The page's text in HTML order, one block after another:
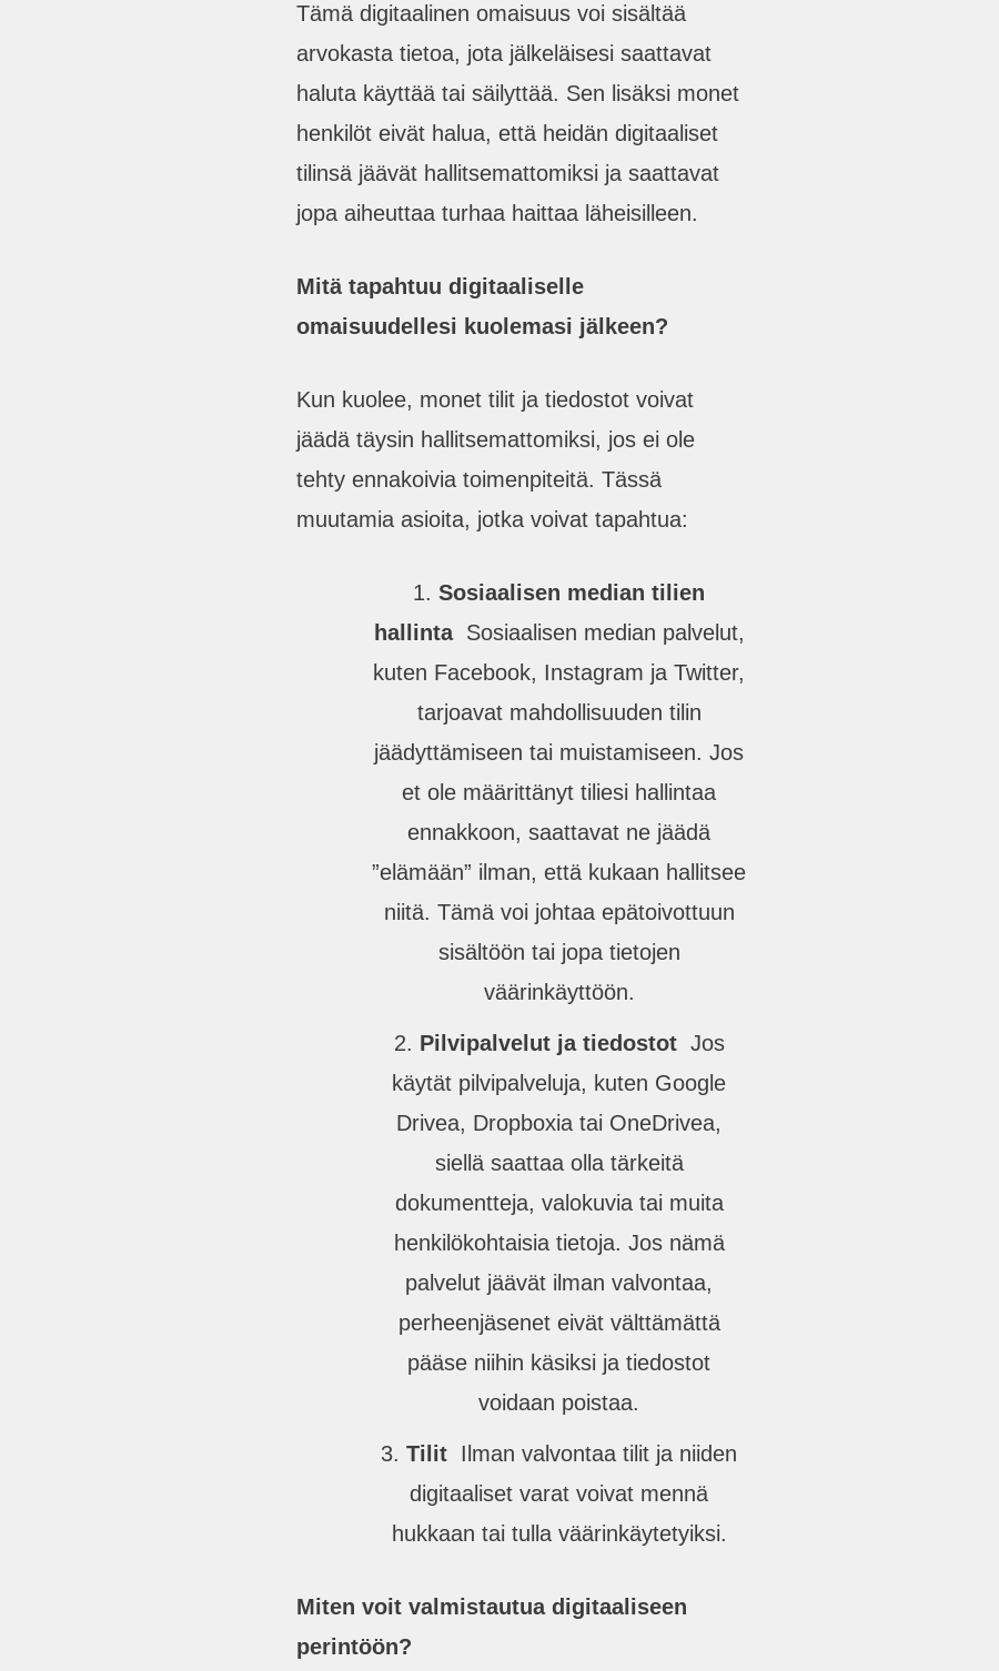
Tämä digitaalinen omaisuus voi sisältää
arvokasta tietoa, jota jälkeläisesi saattavat
haluta käyttää tai säilyttää. Sen lisäksi monet
henkilöt eivät halua, että heidän digitaaliset
tilinsä jäävät hallitsemattomiksi ja saattavat
jopa aiheuttaa turhaa haittaa läheisilleen.
Mitä tapahtuu digitaaliselle
omaisuudellesi kuolemasi jälkeen?
Kun kuolee, monet tilit ja tiedostot voivat
jäädä täysin hallitsemattomiksi, jos ei ole
tehty ennakoivia toimenpiteitä. Tässä
muutamia asioita, jotka voivat tapahtua:
Sosiaalisen median tilien
hallintaSosiaalisen median palvelut,
kuten Facebook, Instagram ja Twitter,
tarjoavat mahdollisuuden tilin
jäädyttämiseen tai muistamiseen. Jos
et ole määrittänyt tiliesi hallintaa
ennakkoon, saattavat ne jäädä
”elämään” ilman, että kukaan hallitsee
niitä. Tämä voi johtaa epätoivottuun
sisältöön tai jopa tietojen
väärinkäyttöön.
Pilvipalvelut ja tiedostotJos
käytät pilvipalveluja, kuten Google
Drivea, Dropboxia tai OneDrivea,
siellä saattaa olla tärkeitä
dokumentteja, valokuvia tai muita
henkilökohtaisia tietoja. Jos nämä
palvelut jäävät ilman valvontaa,
perheenjäsenet eivät välttämättä
pääse niihin käsiksi ja tiedostot
voidaan poistaa.
Tilit Ilman valvontaa tilit ja niiden
digitaaliset varat voivat mennä
hukkaan tai tulla väärinkäytetyiksi.
Miten voit valmistautua digitaaliseen
perintöön?